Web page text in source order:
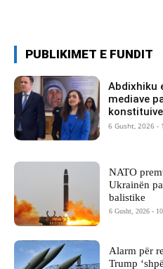
PUBLIKIMET E FUNDIT
Abdixhiku
mediave
konstituive
6 Gusht, 2026 -
NATO
Ukrainën
balistike
6 Gusht, 2026 -
Alarm për
Trump